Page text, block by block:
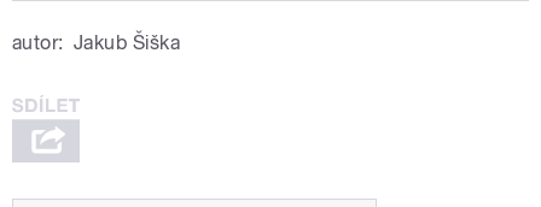
Šiška se vypravil za Rudolfem
autor: Jakub Šiška